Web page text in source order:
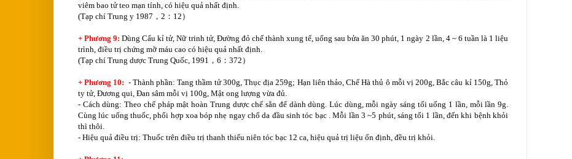
viêm bao tử teo mạn tính, có hiệu quả nhất định.
(Tạp chí Trung y 1987，2：12）
+ Phương 9: Dùng Cẩu kỉ tử, Nữ trinh tử, Đường đỏ chế thành xung tể, uống sau bửa ăn 30 phút, 1 ngày 2 lần, 4 ~ 6 tuần là 1 liệu
trình, điều trị chứng mỡ máu cao có hiệu quả nhất định.
(Tạp chí Trung dược Trung Quốc, 1991，6：372）
+ Phương 10: - Thành phần: Tang thầm tử 300g, Thục địa 259g; Hạn liên thảo, Chế Hà thủ ô mỗi vị 200g, Bắc câu kỉ 150g, Thỏ
ty tử, Đương qui, Đan sâm mỗi vị 100g, Mật ong lượng vừa đủ.
- Cách dùng: Theo chế pháp mật hoàn Trung dược chế sẳn để dành dùng. Lúc dùng, mỗi ngày sáng tối uống 1 lần, mỗi lần 9g.
Cùng lúc uống thuốc, phối hợp xoa bóp nhẹ ngay chổ da đầu sinh tóc bạc . Mỗi lần 3 ~5 phút, sáng tối 1 lần, đến khi bệnh khỏi
thì thôi.
- Hiệu quả điều trị: Thuốc trên điều trị thanh thiếu niên tóc bạc 12 ca, hiệu quả trị liệu ổn định, đều trị khỏi.